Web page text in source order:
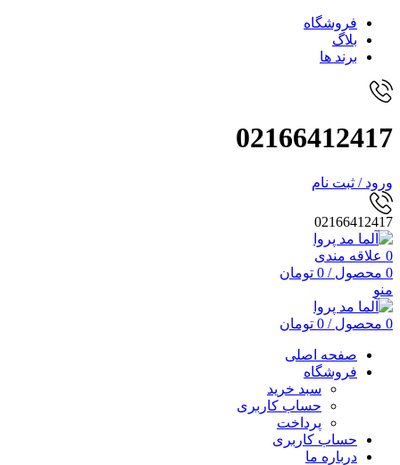
فروشگاه
بلاگ
برند ها
02166412417
ورود / ثبت نام
02166412417
0 علاقه مندی
0 محصول /
0 تومان
منو
0 محصول /
0 تومان
صفحه اصلی
فروشگاه
سبد خرید
حساب کاربری
پرداخت
حساب کاربری
درباره ما